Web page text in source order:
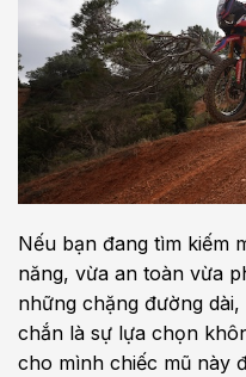
Nếu bạn đang tìm kiếm
năng, vừa an toàn vừa
những chặng đường dài,
chắn là sự lựa chọn
cho mình chiếc mũ này